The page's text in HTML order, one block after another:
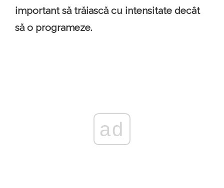
important să trăiască cu intensitate decât
să o programeze.
ad